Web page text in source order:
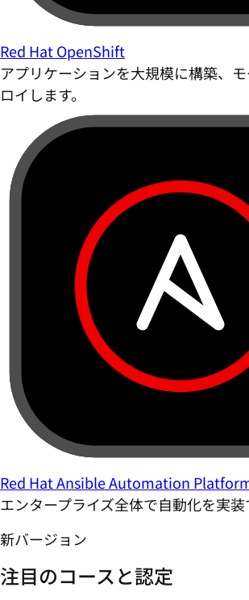
Red Hat OpenShift
アプリケーションを大規模に構築、
ロイします。
Red Hat Ansible Automation
エンタープライズ全体で自動化を実装
新バージョン
注目のコースと認定